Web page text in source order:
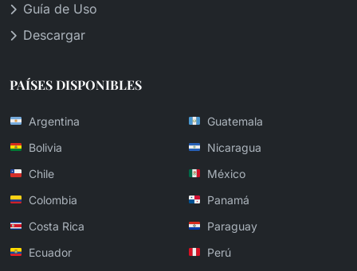
Guía de Uso
Descargar
PAÍSES DISPONIBLES
Argentina
Bolivia
Chile
Colombia
Costa Rica
Ecuador
Guatemala
Nicaragua
México
Panamá
Paraguay
Perú